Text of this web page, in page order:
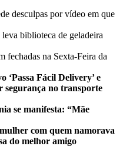
desculpas por vídeo em que
leva biblioteca de geladeira
fechadas na Sexta-Feira da
‘Passa Fácil Delivery’ e
segurança no transporte
se manifesta: “Mãe
com quem namorava
do melhor amigo